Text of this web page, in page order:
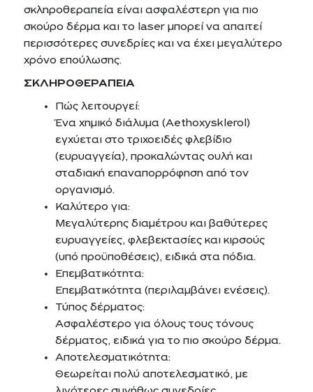
σκληροθεραπεία είναι ασφαλέστερη για πιο
σκούρο δέρμα και το laser μπορεί να απαιτεί
περισσότερες συνεδρίες και να έχει μεγαλύτερο
χρόνο επούλωσης.
ΣΚΛΗΡΟΘΕΡΑΠΕΙΑ
Πώς λειτουργεί:
Ένα χημικό διάλυμα (Aethoxysklerol)
εγχύεται στο τριχοειδές φλεβίδιο
(ευρυαγγεία), προκαλώντας ουλή και
σταδιακή επαναπορρόφηση από τον
οργανισμό.
Καλύτερο για:
Μεγαλύτερης διαμέτρου και βαθύτερες
ευρυαγγείες, φλεβεκτασίες και κιρσούς
(υπό προϋποθέσεις), ειδικά στα πόδια.
Επεμβατικότητα:
Επεμβατικότητα (περιλαμβάνει ενέσεις).
Τύπος δέρματος:
Ασφαλέστερο για όλους τους τόνους
δέρματος, ειδικά για το πιο σκούρο δέρμα.
Αποτελεσματικότητα:
Θεωρείται πολύ αποτελεσματικό, με